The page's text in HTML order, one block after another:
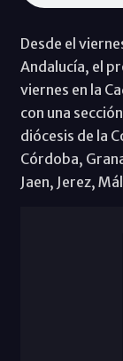
Desde el
Andalucía, el
viernes en la
con una
diócesis de la
Córdoba,
Jaen, Jerez,